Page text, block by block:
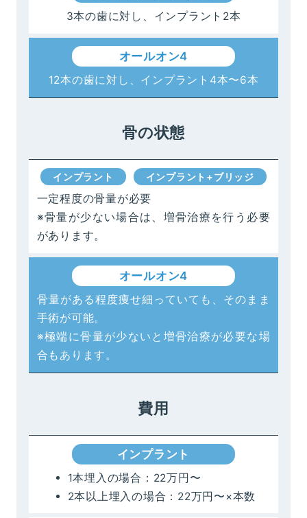
3本の歯に対し、インプラント2本
オールオン4
12本の歯に対し、インプラント4本〜6本
骨の状態
インプラント インプラント+ブリッジ
一定程度の骨量が必要
※骨量が少ない場合は、増骨治療を行う必要
があります。
オールオン4
骨量がある程度痩せ細っていても、そのまま
手術が可能。
※極端に骨量が少ないと増骨治療が必要な場
合もあります。
費用
インプラント
1本埋入の場合：22万円〜
2本以上埋入の場合：22万円〜×本数